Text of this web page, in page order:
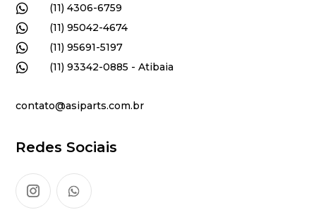
 (11) 4306-6759
 (11) 95042-4674
 (11) 95691-5197
 (11) 93342-0885 - Atibaia
contato@asiparts.com.br
Redes Sociais